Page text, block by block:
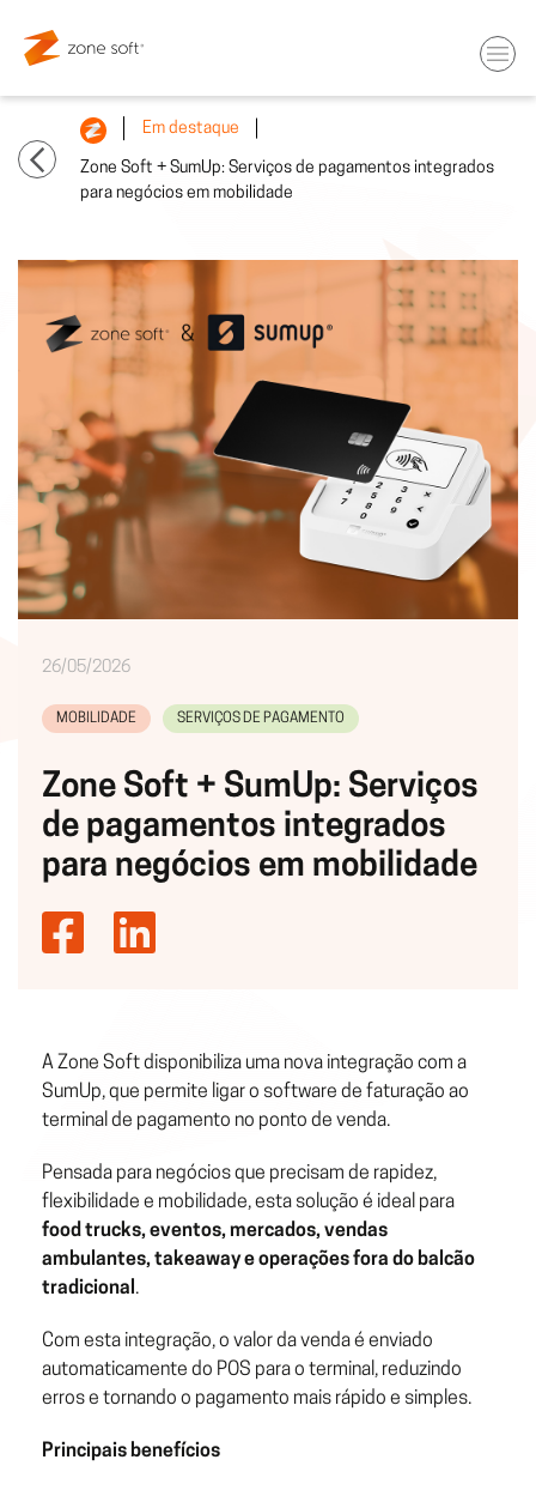
Em destaque
Zone Soft + SumUp: Serviços de pagamentos integrados
para negócios em mobilidade
26/05/2026
MOBILIDADE SERVIÇOS DE PAGAMENTO
Zone Soft + SumUp: Serviços
de pagamentos integrados
para negócios em mobilidade
A Zone Soft disponibiliza uma nova integração com a
SumUp, que permite ligar o software de faturação ao
terminal de pagamento no ponto de venda.
Pensada para negócios que precisam de rapidez,
flexibilidade e mobilidade, esta solução é ideal para
food trucks, eventos, mercados, vendas
ambulantes, takeaway e operações fora do balcão
tradicional .
Com esta integração, o valor da venda é enviado
automaticamente do POS para o terminal, reduzindo
erros e tornando o pagamento mais rápido e simples.
Principais benefícios